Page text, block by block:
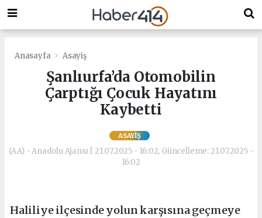
Anasayfa Asayiş
Şanlıurfa’da Otomobilin
Çarptığı Çocuk Hayatını
Kaybetti
ASAYIŞ
(AA) - Anadolu Ajansı | 21.07.2025 - 16:02, Güncelleme: 21.07.2025 -
16:02
Haliliye ilçesinde yolun karşısına geçmeye